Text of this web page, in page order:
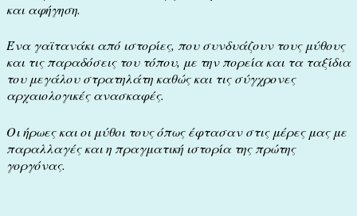
και αφήγηση.
Ένα γαϊτανάκι από ιστορίες, που συνδυάζουν τους μύθους
και τις παραδόσεις του τόπου, με την πορεία και τα ταξίδια
του μεγάλου στρατηλάτη καθώς και τις σύγχρονες
αρχαιολογικές ανασκαφές.
Οι ήρωες και οι μύθοι τους όπως έφτασαν στις μέρες μας με
παραλλαγές και η πραγματική ιστορία της πρώτης
γοργόνας.